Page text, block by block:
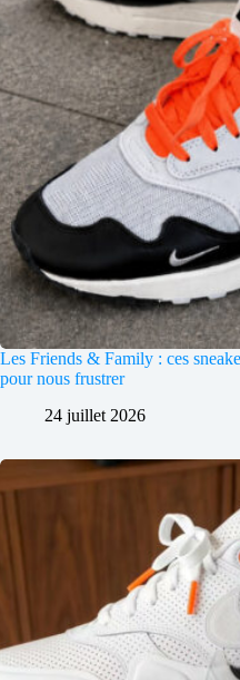
Les Friends & Family : ces
pour nous frustrer
24 juillet 2026